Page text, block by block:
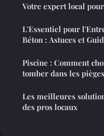
Votre expert local
L'Essentiel pour
Béton : Astuces et
Piscine : Comment
tomber dans les
Les meilleures
des pros locaux